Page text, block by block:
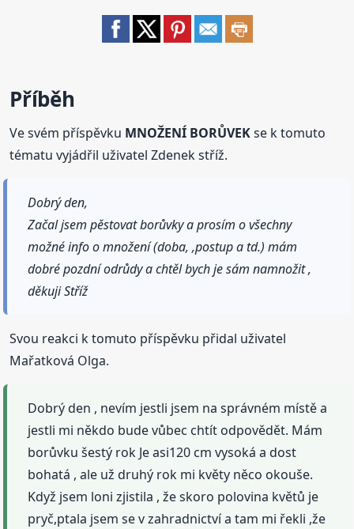
Příběh
Ve svém příspěvku MNOŽENÍ BORŮVEKse k tomuto
tématu vyjádřil uživatel Zdenek stříž.
Dobrý den,
Začal jsem pěstovat borůvky a prosím o všechny
možné info o množení (doba, ,postup a td.) mám
dobré pozdní odrůdy a chtěl bych je sám namnožit ,
děkuji Stříž
Svou reakci k tomuto příspěvku přidal uživatel
Mařatková Olga.
Dobrý den , nevím jestli jsem na správném místě a
jestli mi někdo bude vůbec chtít odpovědět. Mám
borůvku šestý rok Je asi120 cm vysoká a dost
bohatá , ale už druhý rok mi květy něco okouše.
Když jsem loni zjistila , že skoro polovina květů je
pryč,ptala jsem se v zahradnictví a tam mi řekli ,že